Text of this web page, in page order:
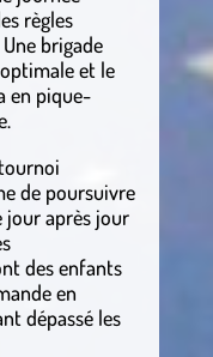
règles
brigade
et le
en pique-
de poursuivre
après jour
des enfants
en
dépassé les